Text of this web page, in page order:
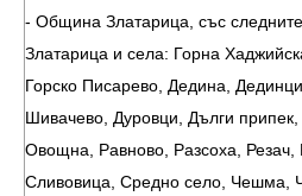
- Община Златарица, със
Златарица и села: Горна
Горско Писарево, Дедина,
Шивачево, Дуровци, Дълги
Овощна, Равново, Разсоха, Резач,
Сливовица, Средно село, Чешма,